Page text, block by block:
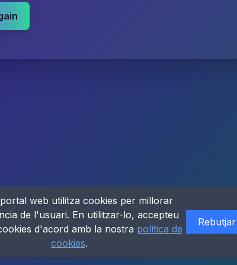
web utilitza cookies per millorar
de l'usuari. En utilitzar-lo, accepteu
d'acord amb la nostra política de
cookies.
Rebutjar